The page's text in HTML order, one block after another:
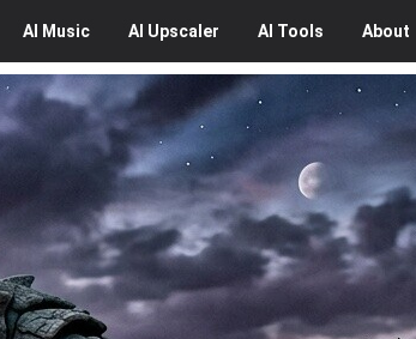
AI Music AI Upscaler AI Tools About